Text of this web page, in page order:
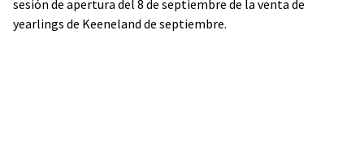
sesión de apertura del 8 de septiembre de la venta de
yearlings de Keeneland de septiembre.